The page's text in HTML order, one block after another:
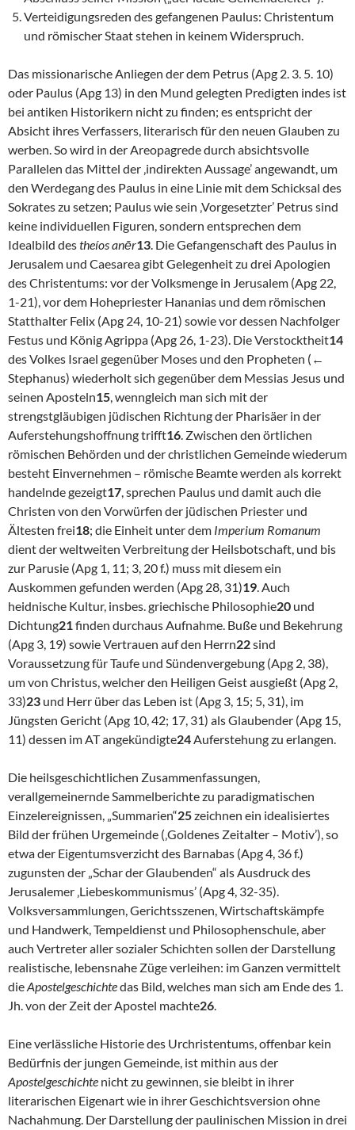
Verteidigungsreden des gefangenen Paulus: Christentum
und römischer Staat stehen in keinem Widerspruch.
Das missionarische Anliegen der dem Petrus (Apg 2. 3. 5. 10)
oder Paulus (Apg 13) in den Mund gelegten Predigten indes ist
bei antiken Historikern nicht zu finden; es entspricht der
Absicht ihres Verfassers, literarisch für den neuen Glauben zu
werben. So wird in der Areopagrede durch absichtsvolle
Parallelen das Mittel der ‚indirekten Aussage’ angewandt, um
den Werdegang des Paulus in eine Linie mit dem Schicksal des
Sokrates zu setzen; Paulus wie sein ‚Vorgesetzter’ Petrus sind
keine individuellen Figuren, sondern entsprechen dem
Idealbild destheíos anēr13. Die Gefangenschaft des Paulus in
Jerusalem und Caesarea gibt Gelegenheit zu drei Apologien
des Christentums: vor der Volksmenge in Jerusalem (Apg 22,
1-21), vor dem Hohepriester Hananias und dem römischen
Statthalter Felix (Apg 24, 10-21) sowie vor dessen Nachfolger
Festus und König Agrippa (Apg 26, 1-23). Die Verstocktheit14
des Volkes Israel gegenüber Moses und den Propheten (←
Stephanus) wiederholt sich gegenüber dem Messias Jesus und
seinen Aposteln15, wenngleich man sich mit der
strengstgläubigen jüdischen Richtung der Pharisäer in der
Auferstehungshoffnung trifft16. Zwischen den örtlichen
römischen Behörden und der christlichen Gemeinde wiederum
besteht Einvernehmen – römische Beamte werden als korrekt
handelnde gezeigt17, sprechen Paulus und damit auch die
Christen von den Vorwürfen der jüdischen Priester und
Ältesten frei18; die Einheit unter dem Imperium Romanum
dient der weltweiten Verbreitung der Heilsbotschaft, und bis
zur Parusie (Apg 1, 11; 3, 20 f.) muss mit diesem ein
Auskommen gefunden werden (Apg 28, 31)19. Auch
heidnische Kultur, insbes. griechische Philosophie20 und
Dichtung21finden durchaus Aufnahme. Buße und Bekehrung
(Apg 3, 19) sowie Vertrauen auf den Herrn22sind
Voraussetzung für Taufe und Sündenvergebung (Apg 2, 38),
um von Christus, welcher den Heiligen Geist ausgießt (Apg 2,
33)23 und Herr über das Leben ist (Apg 3, 15; 5, 31), im
Jüngsten Gericht (Apg 10, 42; 17, 31) als Glaubender (Apg 15,
11) dessen im AT angekündigte24Auferstehung zu erlangen.
Die heilsgeschichtlichen Zusammenfassungen,
verallgemeinernde Sammelberichte zu paradigmatischen
Einzelereignissen, „Summarien“25zeichnen ein idealisiertes
Bild der frühen Urgemeinde (‚Goldenes Zeitalter – Motiv’), so
etwa der Eigentumsverzicht des Barnabas (Apg 4, 36 f.)
zugunsten der „Schar der Glaubenden“ als Ausdruck des
Jerusalemer ‚Liebeskommunismus’ (Apg 4, 32-35).
Volksversammlungen, Gerichtsszenen, Wirtschaftskämpfe
und Handwerk, Tempeldienst und Philosophenschule, aber
auch Vertreter aller sozialer Schichten sollen der Darstellung
realistische, lebensnahe Züge verleihen: im Ganzen vermittelt
dieApostelgeschichtedas Bild, welches man sich am Ende des 1.
Jh. von der Zeit der Apostel machte26.
Eine verlässliche Historie des Urchristentums, offenbar kein
Bedürfnis der jungen Gemeinde, ist mithin aus der
Apostelgeschichte nicht zu gewinnen, sie bleibt in ihrer
literarischen Eigenart wie in ihrer Geschichtsversion ohne
Nachahmung. Der Darstellung der paulinischen Mission in drei